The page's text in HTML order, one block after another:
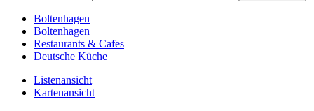
Boltenhagen
Boltenhagen
Restaurants & Cafes
Deutsche Küche
Listenansicht
Kartenansicht